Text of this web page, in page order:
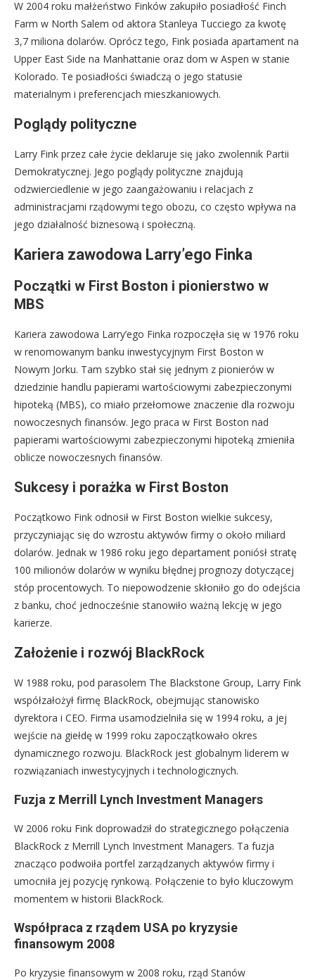
W 2004 roku małżeństwo Finków zakupiło posiadłość Finch
Farm w North Salem od aktora Stanleya Tucciego za kwotę
3,7 miliona dolarów. Oprócz tego, Fink posiada apartament na
Upper East Side na Manhattanie oraz dom w Aspen w stanie
Kolorado. Te posiadłości świadczą o jego statusie
materialnym i preferencjach mieszkaniowych.
Poglądy polityczne
Larry Fink przez całe życie deklaruje się jako zwolennik Partii
Demokratycznej. Jego poglądy polityczne znajdują
odzwierciedlenie w jego zaangażowaniu i relacjach z
administracjami rządowymi tego obozu, co często wpływa na
jego działalność biznesową i społeczną.
Kariera zawodowa Larry’ego Finka
Początki w First Boston i pionierstwo w
MBS
Kariera zawodowa Larry’ego Finka rozpoczęła się w 1976 roku
w renomowanym banku inwestycyjnym First Boston w
Nowym Jorku. Tam szybko stał się jednym z pionierów w
dziedzinie handlu papierami wartościowymi zabezpieczonymi
hipoteką (MBS), co miało przełomowe znaczenie dla rozwoju
nowoczesnych finansów. Jego praca w First Boston nad
papierami wartościowymi zabezpieczonymi hipoteką zmieniła
oblicze nowoczesnych finansów.
Sukcesy i porażka w First Boston
Początkowo Fink odnosił w First Boston wielkie sukcesy,
przyczyniając się do wzrostu aktywów firmy o około miliard
dolarów. Jednak w 1986 roku jego departament poniósł stratę
100 milionów dolarów w wyniku błędnej prognozy dotyczącej
stóp procentowych. To niepowodzenie skłoniło go do odejścia
z banku, choć jednocześnie stanowiło ważną lekcję w jego
karierze.
Założenie i rozwój BlackRock
W 1988 roku, pod parasolem The Blackstone Group, Larry Fink
współzałożył firmę BlackRock, obejmując stanowisko
dyrektora i CEO. Firma usamodzielniła się w 1994 roku, a jej
wejście na giełdę w 1999 roku zapoczątkowało okres
dynamicznego rozwoju. BlackRock jest globalnym liderem w
rozwiązaniach inwestycyjnych i technologicznych.
Fuzja z Merrill Lynch Investment Managers
W 2006 roku Fink doprowadził do strategicznego połączenia
BlackRock z Merrill Lynch Investment Managers. Ta fuzja
znacząco podwoiła portfel zarządzanych aktywów firmy i
umocniła jej pozycję rynkową. Połączenie to było kluczowym
momentem w historii BlackRock.
Współpraca z rządem USA po kryzysie
finansowym 2008
Po kryzysie finansowym w 2008 roku, rząd Stanów